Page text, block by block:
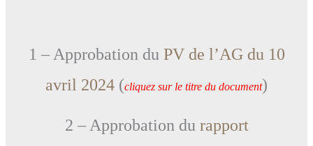
1 – Approbation du PV de l’AG du 10
avril 2024 (cliquez sur le titre du document)
2 – Approbation du rapport